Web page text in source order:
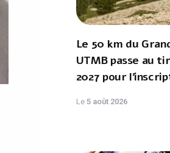
Le 50 km du
UTMB passe au
2027 pour
Le 5 août 2026